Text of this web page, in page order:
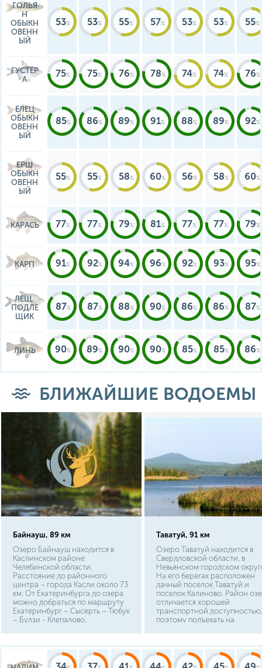
ГОЛЬЯ
Н
ОБЫКН
ОВЕНН
ЫЙ
53 53 55 57 53 53 55
ГУСТЕР
А
75 75 76 78 74 74 76
ЕЛЕЦ
ОБЫКН
ОВЕНН
ЫЙ
85 86 89 91 88 89 92
ЕРШ
ОБЫКН
ОВЕНН
ЫЙ
55 55 58 60 56 58 60
КАРАСЬ 77 77 79 81 77 77 79
КАРП 91 92 94 96 92 93 95
ЛЕЩ,
ПОДЛЕ
ЩИК
87 87 88 90 86 86 87
ЛИНЬ 90 89 90 90 85 85 86
БЛИЖАЙШИЕ ВОДОЕМЫ
Байнауш, 89 км
Озеро Байнауш находится в
Каслинском районе
Челябинской области.
Расстояние до районного
центра – города Касли около 73
км. От Екатеринбурга до озера
можно добраться по маршруту
Екатеринбург – Сысерть – Тюбук
– Булзи - Клепалово.
преодолеть от Челябинска по
маршруту Челябинск –
Таватуй, 91 км
Озеро Таватуй находится в
Свердловской области, в
Невьянском городском
На его берегах расположен
дачный поселок Таватуй и
поселок Калиново. Район
отличается хорошей
транспортной доступностью,
поэтому подъехать на
общественном транспорте.
Расстояние от центра